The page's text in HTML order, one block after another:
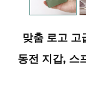
맞춤 로고 고
동전 지갑, 스